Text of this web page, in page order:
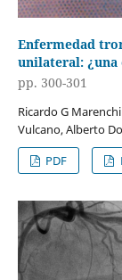
Enfermedad
unilateral:
pp. 300-301
Ricardo G
Vulcano, Alberto
PDF